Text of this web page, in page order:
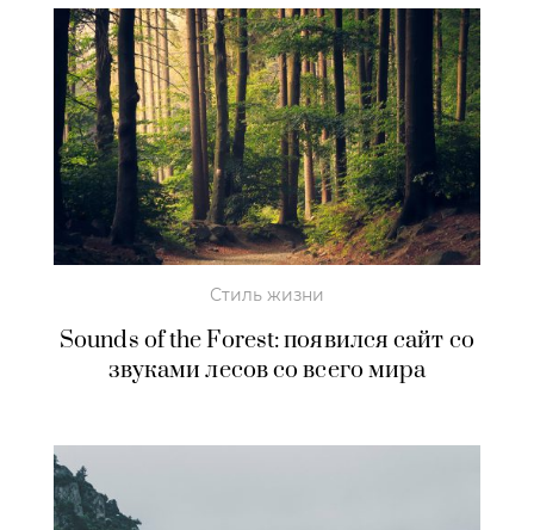
Стиль жизни
Sounds of the Forest: появился сайт со
звуками лесов со всего мира